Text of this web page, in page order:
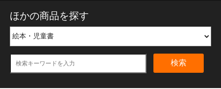
ほかの商品を探す
検索